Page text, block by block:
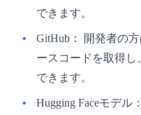
できます。
GitHub： 開発者の方
ースコードを取得
できます。
Hugging Faceモデル：